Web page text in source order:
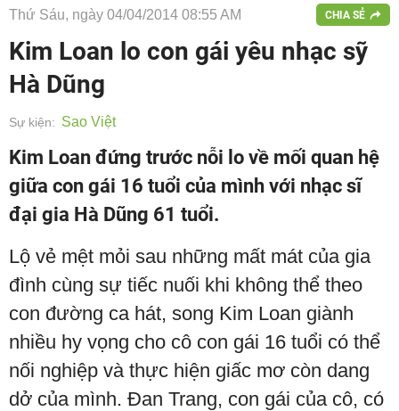
Thứ Sáu, ngày 04/04/2014 08:55 AM CHIA SẺ
Kim Loan lo con gái yêu nhạc sỹ
Hà Dũng
Sự kiện: Sao Việt
Kim Loan đứng trước nỗi lo về mối quan hệ
giữa con gái 16 tuổi của mình với nhạc sĩ
đại gia Hà Dũng 61 tuổi.
Lộ vẻ mệt mỏi sau những mất mát của gia
đình cùng sự tiếc nuối khi không thể theo
con đường ca hát, song Kim Loan giành
nhiều hy vọng cho cô con gái 16 tuổi có thể
nối nghiệp và thực hiện giấc mơ còn dang
dở của mình. Đan Trang, con gái của cô, có